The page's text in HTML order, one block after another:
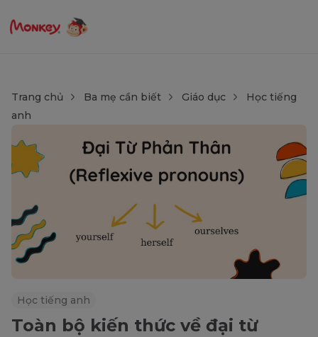
Trang chủ Ba mẹ cần biết Giáo dục
Học tiếng
anh
Học tiếng anh
Toàn bộ kiến thức về đại từ